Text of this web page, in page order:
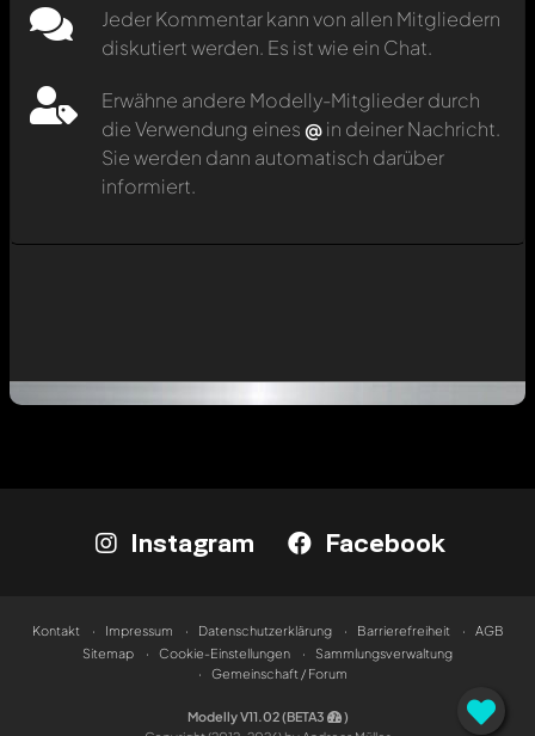
Jeder Kommentar kann von allen Mitgliedern
diskutiert werden. Es ist wie ein Chat.
Erwähne andere Modelly-Mitglieder durch
die Verwendung eines @in deiner Nachricht.
Sie werden dann automatisch darüber
informiert.
Instagram Facebook
Kontakt Impressum Datenschutzerklärung Barrierefreiheit
AGB
Sitemap
Cookie-Einstellungen
Sammlungsverwaltung
Gemeinschaft / Forum
Modelly V11.02 (BETA3
)